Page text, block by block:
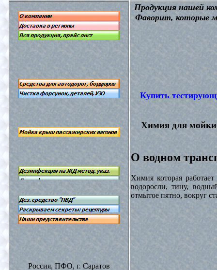
Россия, ПФО, г. Саратов
Продукция нашей
Фаворит, которые
Купить
Химия для мойки
О водном
Химия которая
водоросли, тину,
отмытое пятно, вокруг